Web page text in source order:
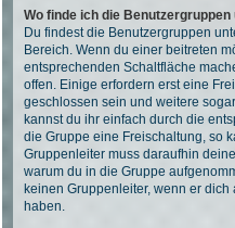
Wo finde ich die
Du findest die Benutzergruppen
Bereich. Wenn du einer beitreten
entsprechenden Schaltfläche
offen. Einige erfordern erst eine
geschlossen sein und weitere
kannst du ihr einfach durch die
die Gruppe eine Freischaltung, so
Gruppenleiter muss daraufhin
warum du in die Gruppe
keinen Gruppenleiter, wenn er
haben.